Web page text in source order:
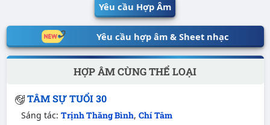
Yêu cầu Hợp Âm
Yêu cầu hợp âm & Sheet nhạc
HỢP ÂM CÙNG THỂ LOẠI
TÂM SỰ TUỔI 30
Sáng tác: Trịnh Thăng Bình, Chí Tâm